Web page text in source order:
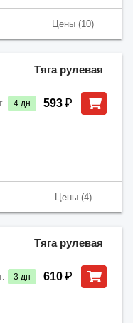
Цены (10)
Тяга рулевая
4 дн 593₽
Цены(4)
Тяга рулевая
3 дн 610₽